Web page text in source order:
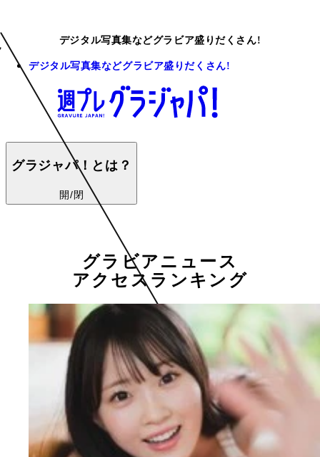
デジタル写真集などグラビア盛りだくさん!
デジタル写真集などグラビア盛りだくさん!
グラジャパ！とは？
開/閉
グラビアニュース
アクセスランキング